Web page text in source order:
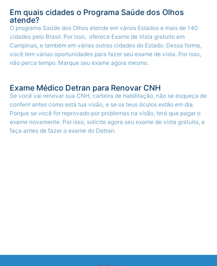
Em quais cidades o Programa Saúde dos Olhos
atende?
O programa Saúde dos Olhos atende em vários Estados e mais de 140
cidades pelo Brasil. Por isso, oferece Exame de Vista gratuito em
Campinas, e também em várias outras cidades do Estado. Dessa forma,
você tem várias oportunidades para fazer seu exame de vista. Por isso,
não perca tempo. Marque seu exame agora mesmo.
Exame Médico Detran para Renovar CNH
Se você vai renovar sua CNH, carteira de habilitação, não se esqueça de
conferir antes como está tua visão, e se os teus óculos estão em dia.
Porque se você for reprovado por problemas na visão, terá que pagar o
exame novamente. Por isso, solicite agora seu exame de vista gratuito, e
faça antes de fazer o exame do Detran.